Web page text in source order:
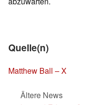
Quelle(n)
Matthew Ball – X
Ältere News